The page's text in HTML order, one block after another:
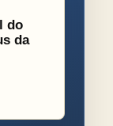
do
da